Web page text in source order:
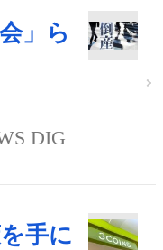
」ら
DIG
手に